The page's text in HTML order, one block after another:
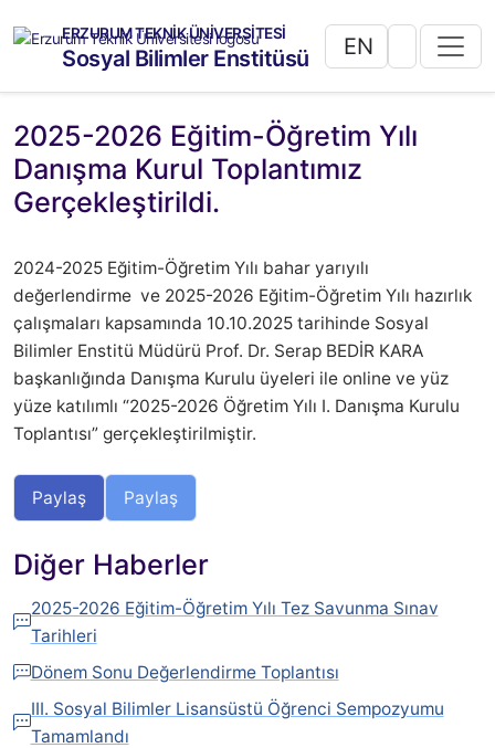
ERZURUM TEKNİK ÜNİVERSİTESİ
Sosyal Bilimler Enstitüsü EN
2025-2026 Eğitim-Öğretim Yılı
Danışma Kurul Toplantımız
Gerçekleştirildi.
2024-2025 Eğitim-Öğretim Yılı bahar yarıyılı
değerlendirme ve 2025-2026 Eğitim-Öğretim Yılı hazırlık
çalışmaları kapsamında 10.10.2025 tarihinde Sosyal
Bilimler Enstitü Müdürü Prof. Dr. Serap BEDİR KARA
başkanlığında Danışma Kurulu üyeleri ile online ve yüz
yüze katılımlı “2025-2026 Öğretim Yılı I. Danışma Kurulu
Toplantısı” gerçekleştirilmiştir.
Paylaş Paylaş
Diğer Haberler
2025-2026 Eğitim-Öğretim Yılı Tez Savunma Sınav
Tarihleri
Dönem Sonu Değerlendirme Toplantısı
III. Sosyal Bilimler Lisansüstü Öğrenci Sempozyumu
Tamamlandı